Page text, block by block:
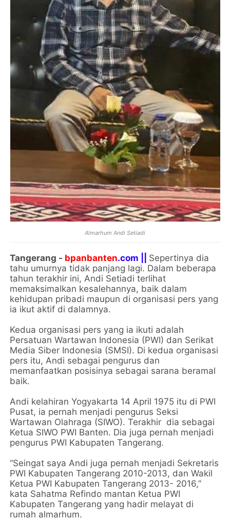
Almarhum Andi Setiadi
Tangerang - bpanbanten.com || Sepertinya dia
tahu umurnya tidak panjang lagi. Dalam beberapa
tahun terakhir ini, Andi Setiadi terlihat
memaksimalkan kesalehannya, baik dalam
kehidupan pribadi maupun di organisasi pers yang
ia ikut aktif di dalamnya.
Kedua organisasi pers yang ia ikuti adalah
Persatuan Wartawan Indonesia (PWI) dan Serikat
Media Siber Indonesia (SMSI). Di kedua organisasi
pers itu, Andi sebagai pengurus dan
memanfaatkan posisinya sebagai sarana beramal
baik.
Andi kelahiran Yogyakarta 14 April 1975 itu di PWI
Pusat, ia pernah menjadi pengurus Seksi
Wartawan Olahraga (SIWO). Terakhir dia sebagai
Ketua SIWO PWI Banten. Dia juga pernah menjadi
pengurus PWI Kabupaten Tangerang.
“Seingat saya Andi juga pernah menjadi Sekretaris
PWI Kabupaten Tangerang 2010-2013, dan Wakil
Ketua PWI Kabupaten Tangerang 2013- 2016,”
kata Sahatma Refindo mantan Ketua PWI
Kabupaten Tangerang yang hadir melayat di
rumah almarhum.